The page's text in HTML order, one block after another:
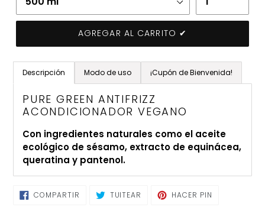
AGREGAR AL CARRITO ✔
de
compra
Descripción Modo de uso ¡Cupón de Bienvenida!
PURE GREEN ANTIFRIZZ
ACONDICIONADOR VEGANO
Con ingredientes naturales como el aceite
ecológico de sésamo, extracto de equinácea,
queratina y pantenol.
COMPARTIR COMPARTIRTUITEAR TUITEARHACER PIN